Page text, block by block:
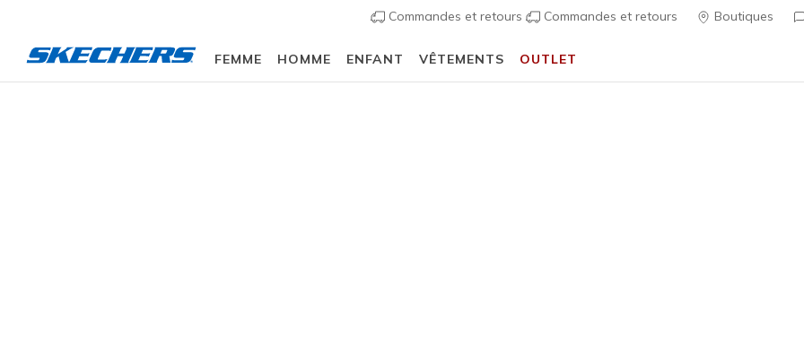
Commandes et retours Commandes et retours Boutiques
FEMME HOMME ENFANT VÊTEMENTS OUTLET